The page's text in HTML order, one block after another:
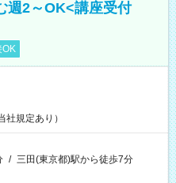
週2～OK<講座受付
OK
社規定あり）
/ 三田(東京都)駅から徒歩7分